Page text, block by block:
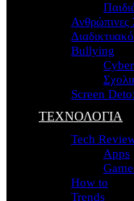
Ανθρώπινες
Bullying
Cyber
Screen
ΤΕΧΝΟΛΟΓΙΑ
Tech
Apps
How to
Trends